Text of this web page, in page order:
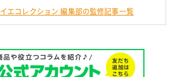
イエコレクション 編集部の監修記事一覧